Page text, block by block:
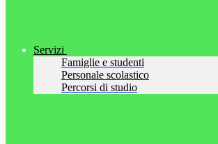
Servizi
Famiglie e studenti
Personale scolastico
Percorsi di studio